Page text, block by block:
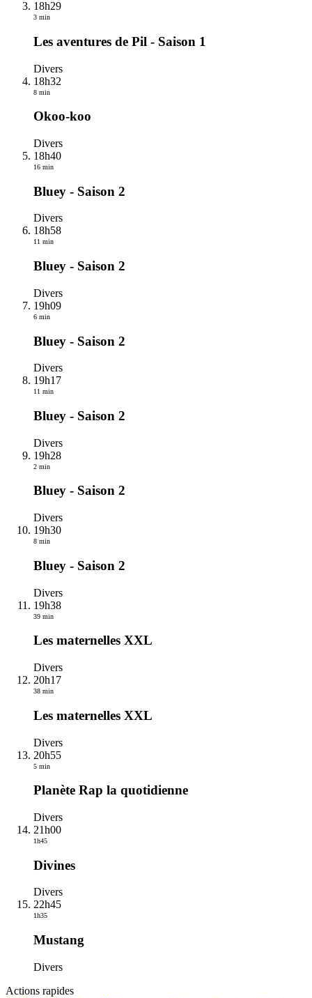
18h29
3 min
Les aventures de Pil - Saison 1
Divers
18h32
8 min
Okoo-koo
Divers
18h40
16 min
Bluey - Saison 2
Divers
18h58
11 min
Bluey - Saison 2
Divers
19h09
6 min
Bluey - Saison 2
Divers
19h17
11 min
Bluey - Saison 2
Divers
19h28
2 min
Bluey - Saison 2
Divers
19h30
8 min
Bluey - Saison 2
Divers
19h38
39 min
Les maternelles XXL
Divers
20h17
38 min
Les maternelles XXL
Divers
20h55
5 min
Planète Rap la quotidienne
Divers
21h00
1h45
Divines
Divers
22h45
1h35
Mustang
Divers
Actions rapides